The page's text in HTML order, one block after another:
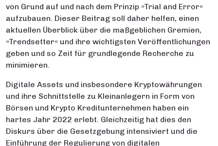
von Grund auf und nach dem Prinzip »Trial and Error«
aufzubauen. Dieser Beitrag soll daher helfen, einen
aktuellen Überblick über die maßgeblichen Gremien,
»Trendsetter« und ihre wichtigsten Veröffentlichungen
geben und so Zeit für grundlegende Recherche zu
minimieren.
Digitale Assets und insbesondere Kryptowährungen
und ihre Schnittstelle zu Kleinanlegern in Form von
Börsen und Krypto Kreditunternehmen haben ein
hartes Jahr 2022 erlebt. Gleichzeitig hat dies den
Diskurs über die Gesetzgebung intensiviert und die
Einführung der Regulierung von digitalen